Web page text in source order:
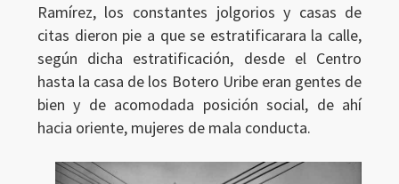
Ramírez, los constantes jolgorios y casas de
citas dieron pie a que se estratificarara la calle,
según dicha estratificación, desde el Centro
hasta la casa de los Botero Uribe eran gentes de
bien y de acomodada posición social, de ahí
hacia oriente, mujeres de mala conducta.